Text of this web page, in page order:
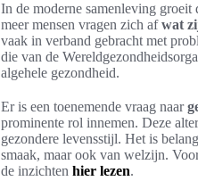
In de moderne samenleving groeit
meer mensen vragen zich afwat
vaak in verband gebracht met
die van de
algehele gezondheid.
Er is een toenemende vraag naar
prominente rol innemen. Deze
gezondere levensstijl. Het is
smaak, maar ook van welzijn.
de inzichten hier lezen.